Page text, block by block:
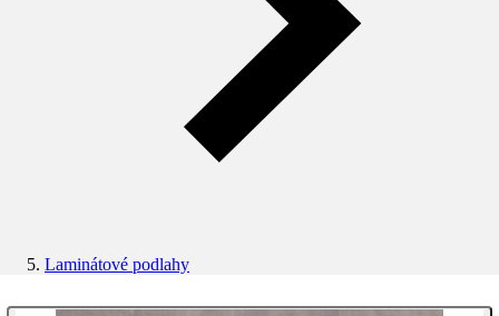
Laminátové podlahy